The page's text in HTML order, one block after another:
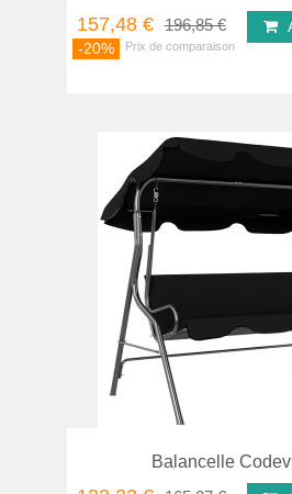
157,48 € 196,85 €
-20%
Balancelle